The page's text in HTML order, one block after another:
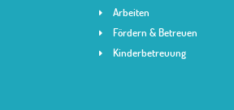
Arbeiten
Fördern & Betreuen
Kinderbetreuung